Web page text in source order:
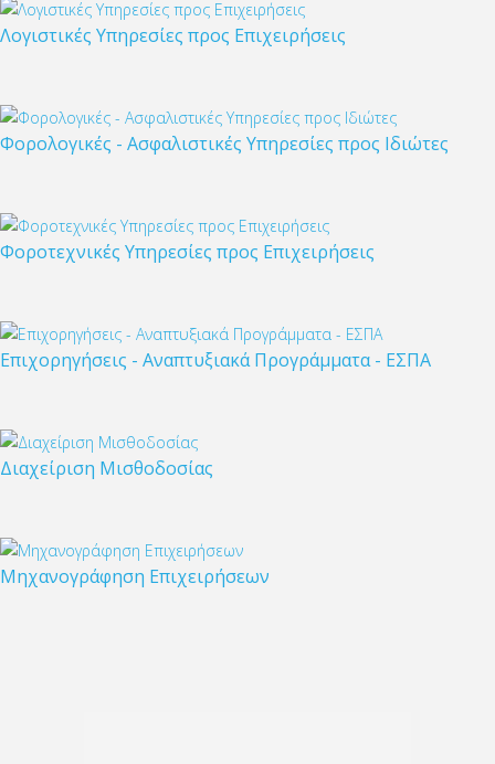
Λογιστικές Υπηρεσίες προς Επιχειρήσεις
Φορολογικές - Ασφαλιστικές Υπηρεσίες προς Ιδιώτες
Φοροτεχνικές Υπηρεσίες προς Επιχειρήσεις
Επιχορηγήσεις - Αναπτυξιακά Προγράμματα - ΕΣΠΑ
Διαχείριση Μισθοδοσίας
Μηχανογράφηση Επιχειρήσεων